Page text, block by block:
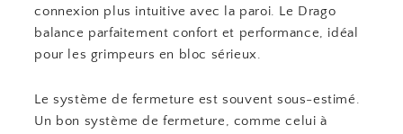
connexion plus intuitive avec la paroi. Le Drago
balance parfaitement confort et performance, idéal
pour les grimpeurs en bloc sérieux.
Le système de fermeture est souvent sous-estimé.
Un bon système de fermeture, comme celui à